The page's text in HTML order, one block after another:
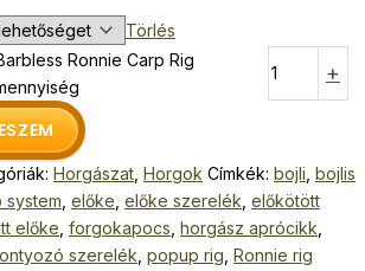
Törlés
Ronnie Carp Rig
+
Horgászat, Horgok Címkék: bojli, bojlis
system, előke, előke szerelék, előkötött
előke, forgokapocs, horgász aprócikk,
szerelék, popup rig, Ronnie rig